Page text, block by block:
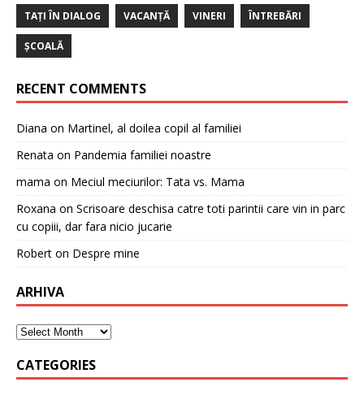
TAȚI ÎN DIALOG VACANȚĂ VINERI ÎNTREBĂRI
ȘCOALĂ
RECENT COMMENTS
Diana on Martinel, al doilea copil al familiei
Renata on Pandemia familiei noastre
mama on Meciul meciurilor: Tata vs. Mama
Roxana on Scrisoare deschisa catre toti parintii care vin in parc
cu copiii, dar fara nicio jucarie
Robert on Despre mine
ARHIVA
CATEGORIES